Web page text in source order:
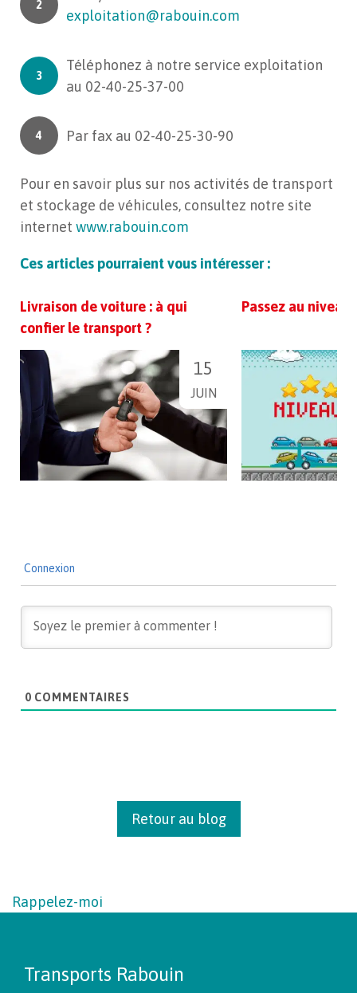
exploitation@rabouin.com
Téléphonez à notre service exploitation
au 02-40-25-37-00
Par fax au 02-40-25-30-90
Pour en savoir plus sur nos activités de transport
et stockage de véhicules, consultez notre site
internet www.rabouin.com
Ces articles pourraient vous intéresser :
Livraison de voiture : à qui
confier le transport ?
15
JUIN
Passez au niveau
Connexion
0 COMMENTAIRES
Retour au blog
Rappelez-moi
Transports Rabouin